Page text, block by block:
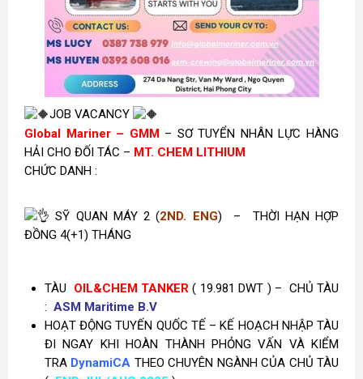
JOB VACANCY
Global Mariner – GMM– SƠ TUYỂN NHÂN LỰC HÀNG
HẢI CHO ĐỐI TÁC – MT. CHEM LITHIUM
CHỨC DANH :
SỸ QUAN MÁY 2 (2ND. ENG) – THỜI HẠN HỢP
ĐỒNG 4(+1) THÁNG
TÀU OIL&CHEM TANKER ( 19.981 DWT ) – CHỦ TÀU
: ASM Maritime B.V
HOẠT ĐỘNG TUYẾN QUỐC TẾ – KẾ HOẠCH NHẬP TÀU
ĐI NGAY KHI HOÀN THÀNH PHỎNG VẤN VÀ KIỂM
TRA DynamiCA THEO CHUYÊN NGÀNH CỦA CHỦ TÀU